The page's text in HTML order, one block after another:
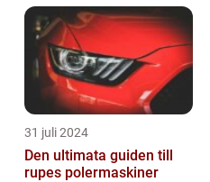
31 juli 2024
Den ultimata guiden till
rupes polermaskiner